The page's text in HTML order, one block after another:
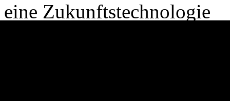
eine Zukunftstechnologie